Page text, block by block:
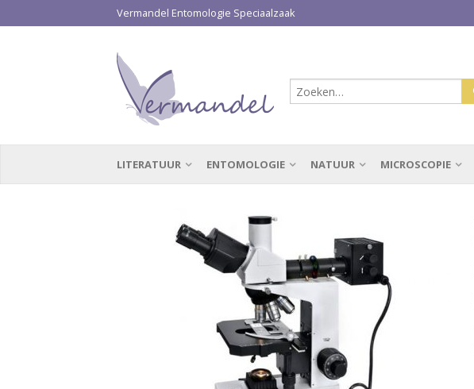
Vermandel Entomologie Speciaalzaak
LITERATUUR ENTOMOLOGIE NATUUR MICROSCOPIE